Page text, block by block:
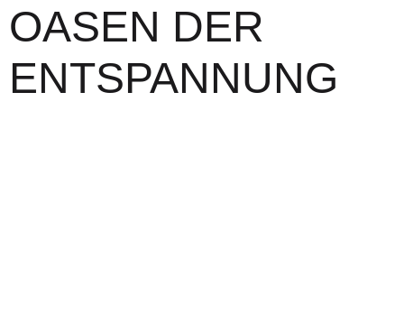
OASEN DER
ENTSPANNUNG